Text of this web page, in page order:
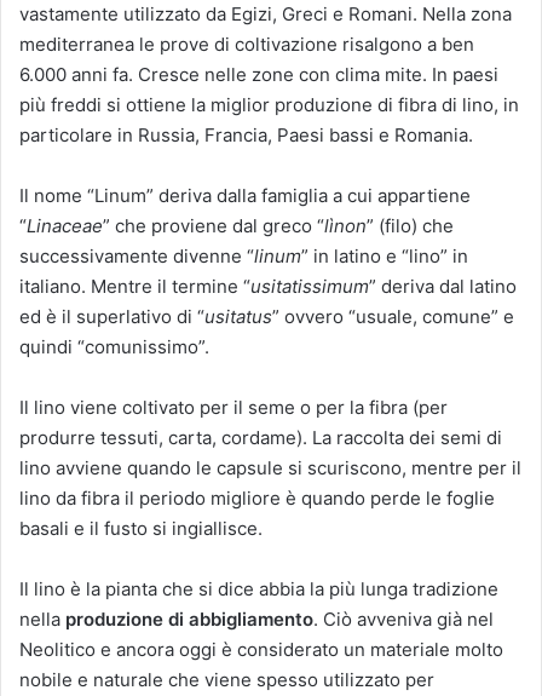
vastamente utilizzato da Egizi, Greci e Romani. Nella zona
mediterranea le prove di coltivazione risalgono a ben
6.000 anni fa. Cresce nelle zone con clima mite. In paesi
più freddi si ottiene la miglior produzione di fibra di lino, in
particolare in Russia, Francia, Paesi bassi e Romania.
Il nome “Linum” deriva dalla famiglia a cui appartiene
“Linaceae” che proviene dal greco “lìnon” (filo) che
successivamente divenne “linum” in latino e “lino” in
italiano. Mentre il termine “usitatissimum” deriva dal latino
ed è il superlativo di “usitatus” ovvero “usuale, comune” e
quindi “comunissimo”.
Il lino viene coltivato per il seme o per la fibra (per
produrre tessuti, carta, cordame). La raccolta dei semi di
lino avviene quando le capsule si scuriscono, mentre per il
lino da fibra il periodo migliore è quando perde le foglie
basali e il fusto si ingiallisce.
Il lino è la pianta che si dice abbia la più lunga tradizione
nella produzione di abbigliamento. Ciò avveniva già nel
Neolitico e ancora oggi è considerato un materiale molto
nobile e naturale che viene spesso utilizzato per